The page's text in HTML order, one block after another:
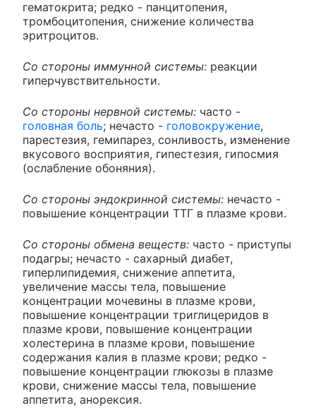
гематокрита; редко - панцитопения,
тромбоцитопения, снижение количества
эритроцитов.
Со стороны иммунной системы: реакции
гиперчувствительности.
Со стороны нервной системы: часто -
головная боль; нечасто - головокружение,
парестезия, гемипарез, сонливость, изменение
вкусового восприятия, гипестезия, гипосмия
(ослабление обоняния).
Со стороны эндокринной системы: нечасто -
повышение концентрации ТТГ в плазме крови.
Со стороны обмена веществ: часто - приступы
подагры; нечасто - сахарный диабет,
гиперлипидемия, снижение аппетита,
увеличение массы тела, повышение
концентрации мочевины в плазме крови,
повышение концентрации триглицеридов в
плазме крови, повышение концентрации
холестерина в плазме крови, повышение
содержания калия в плазме крови; редко -
повышение концентрации глюкозы в плазме
крови, снижение массы тела, повышение
аппетита, анорексия.